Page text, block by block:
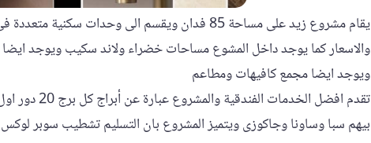
يقام مشروع زيد على مساحة 85 فدان ويقسم الى وحدات سكنية متعددة فى المساحات
والاسعار كما يوجد داخل المشوع مساحات خضراء ولاند سكيب ويوجد ايضا
ويوجد ايضا مجمع كافيهات ومطاعم
بيهم سبا وساونا وجاكوزى ويتميز المشروع بان التسليم تشطيب سوبر لوكس